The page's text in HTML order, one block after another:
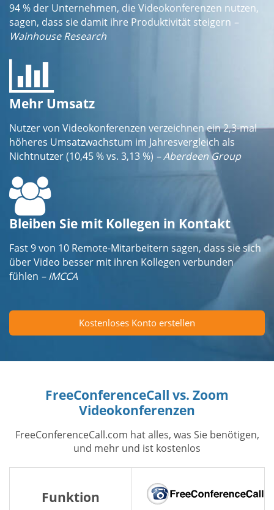
94 % der Unternehmen, die Videokonferenzen nutzen,
sagen, dass sie damit ihre Produktivität steigern –
Wainhouse Research
Mehr Umsatz
Nutzer von Videokonferenzen verzeichnen ein 2,3-mal
höheres Umsatzwachstum im Jahresvergleich als
Nichtnutzer (10,45 % vs. 3,13 %) – Aberdeen Group
Bleiben Sie mit Kollegen in Kontakt
Fast 9 von 10 Remote-Mitarbeitern sagen, dass sie sich
über Video besser mit ihren Kollegen verbunden
fühlen – IMCCA
Kostenloses Konto erstellen
FreeConferenceCall vs. Zoom
Videokonferenzen
FreeConferenceCall.com hat alles, was Sie benötigen,
und mehr und ist kostenlos
Funktion